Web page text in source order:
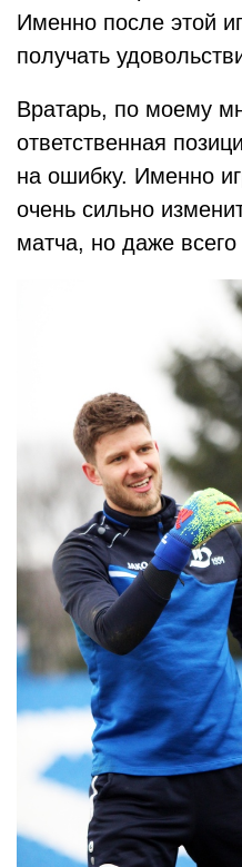
Именно после этой
получать
Вратарь, по моему
ответственная
на ошибку. Именно
очень сильно
матча, но даже всего